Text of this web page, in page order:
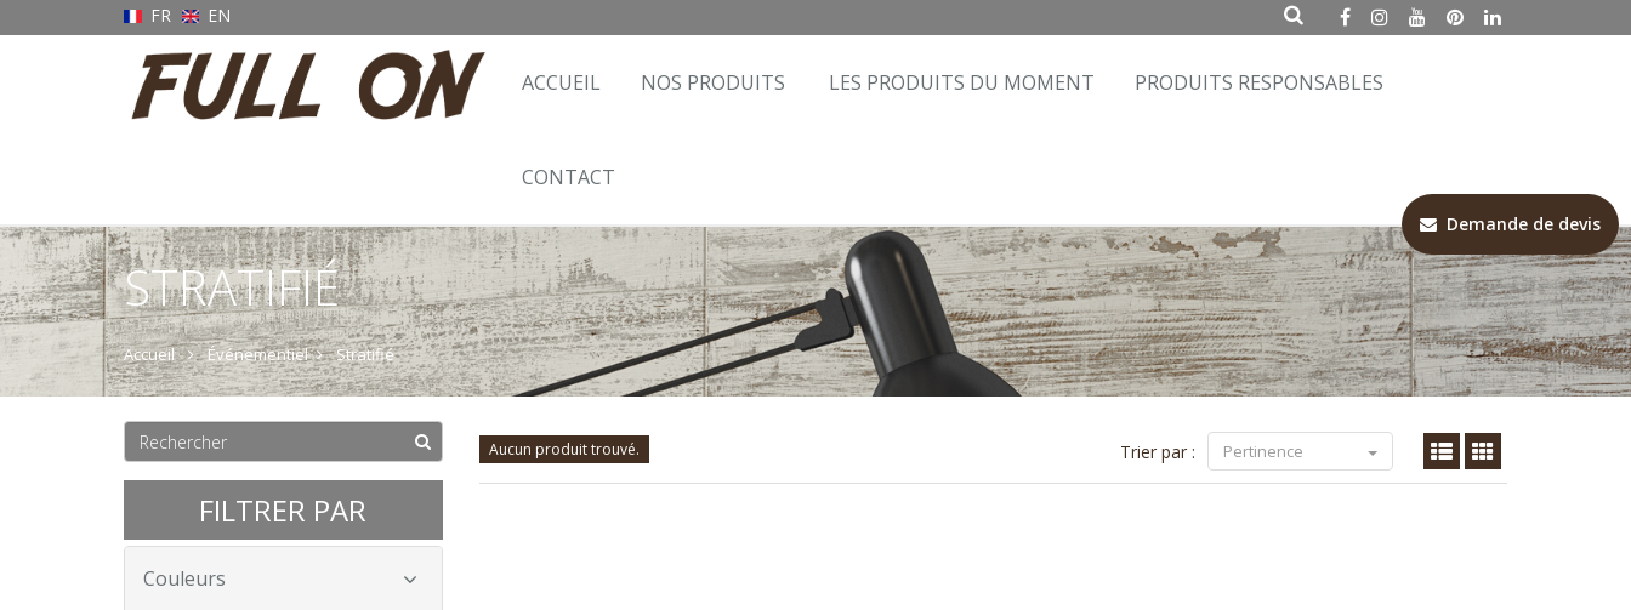
FR EN
ACCUEIL NOS PRODUITS LES PRODUITS DU MOMENT PRODUITS RESPONSABLES
CONTACT
STRATIFIÉ
Accueil Événementiel Stratifié
FILTRER PAR
Couleurs
Aucun produit trouvé. Trier par : Pertinence
Demande de devis